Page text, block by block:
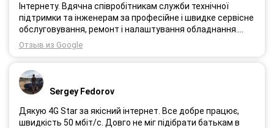
Інтернету. Вдячна співробітникам служби технічної
підтримки та інженерам за професійне і швидке сервісне
обслуговування, ремонт і налаштування обладнання.
Через 3 роки після покупки я не шкодую про прийняте
тоді рішення придбати обладнання в компанії 3G star
Отзыв из Google
Sergey Fedorov
Дякую 4G Star за якісний інтернет. Все добре працює,
швидкість 50 мбіт/с. Довго не міг підібрати батькам в